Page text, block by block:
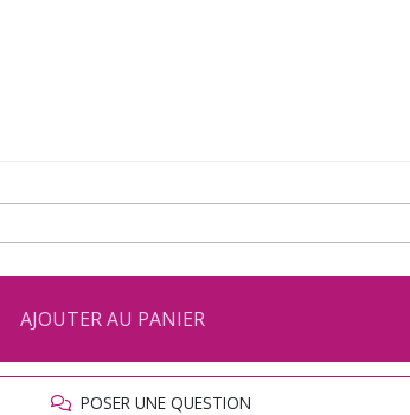
AJOUTER AU PANIER
POSER UNE QUESTION